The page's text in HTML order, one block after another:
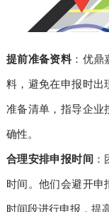
提前准备资料：优鼎
料，避免在申报时出
准备清单，指导企业
确性。
合理安排申报时间
时间。他们会避开申
时间段进行申报，提